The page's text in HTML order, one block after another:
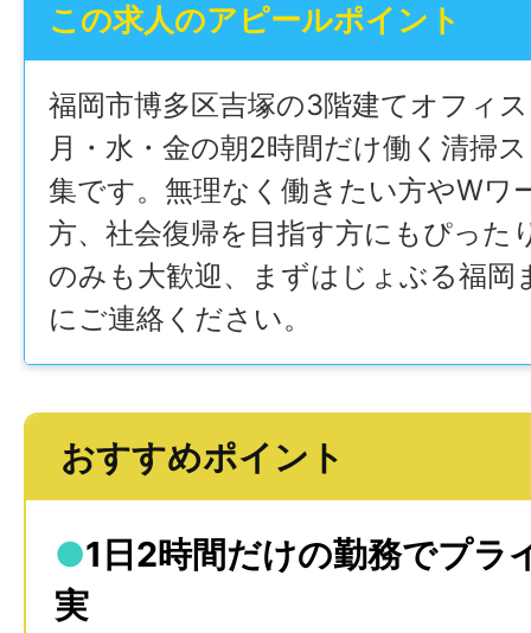
この求人のアピールポイント
福岡市博多区吉塚の3階建てオフィ
月・水・金の朝2時間だけ働く清掃
集です。無理なく働きたい方やWワ
方、社会復帰を目指す方にもぴった
のみも大歓迎、まずはじょぶる福岡
にご連絡ください。
おすすめポイント
●1日2時間だけの勤務でプラ
実